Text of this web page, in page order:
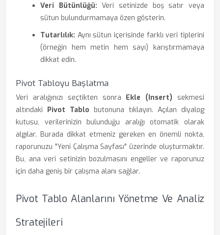
Veri Bütünlüğü: Veri setinizde boş satır veya
sütun bulundurmamaya özen gösterin.
Tutarlılık: Aynı sütun içerisinde farklı veri tiplerini
(örneğin hem metin hem sayı) karıştırmamaya
dikkat edin.
Pivot Tabloyu Başlatma
Veri aralığınızı seçtikten sonra Ekle (Insert) sekmesi
altındaki Pivot Tablo butonuna tıklayın. Açılan diyalog
kutusu, verilerinizin bulunduğu aralığı otomatik olarak
algılar. Burada dikkat etmeniz gereken en önemli nokta,
raporunuzu "Yeni Çalışma Sayfası" üzerinde oluşturmaktır.
Bu, ana veri setinizin bozulmasını engeller ve raporunuz
için daha geniş bir çalışma alanı sağlar.
Pivot Tablo Alanlarını Yönetme Ve Analiz
Stratejileri